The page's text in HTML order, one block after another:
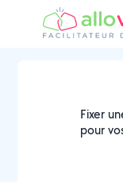
Fixer
pour